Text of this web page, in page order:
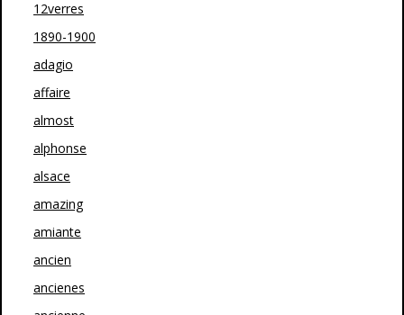
12verres
1890-1900
adagio
affaire
almost
alphonse
alsace
amazing
amiante
ancien
ancienes